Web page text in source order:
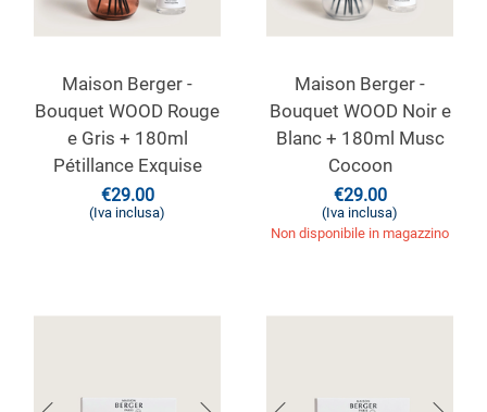
Maison Berger -
Bouquet WOOD Rouge
e Gris + 180ml
Pétillance Exquise
€29.00
(Iva inclusa)
Maison Berger -
Bouquet WOOD Noir e
Blanc + 180ml Musc
Cocoon
€29.00
(Iva inclusa)
Non disponibile in magazzino